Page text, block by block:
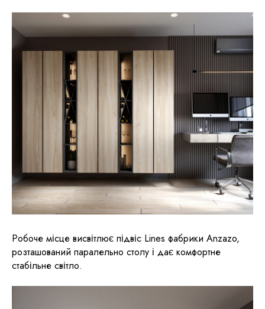
Робоче місце висвітлює підвіс Lines фабрики Anzazo,
розташований паралельно столу і дає комфортне
стабільне світло.